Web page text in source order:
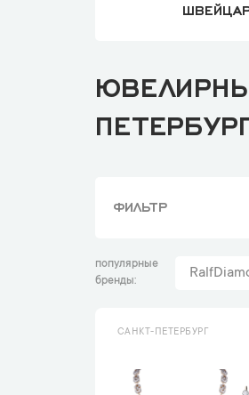
ФИЛЬТР
популярные
бренды
САНКТ-ПЕТЕРБУРГ